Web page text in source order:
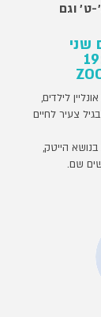
ט' וגם
לילדים,
צעיר לחיים
הייטק,
שם.